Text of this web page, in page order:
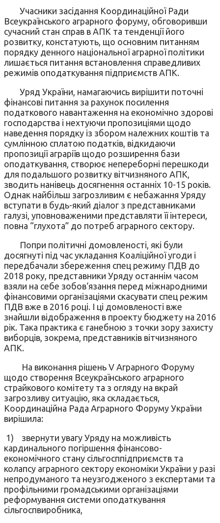
Учасники засідання Координаційної Ради
Всеукраїнського аграрного форуму, обговоривши
сучасний стан справ в АПК та тенденції його
розвитку, констатують, що основним питанням
порядку денного національної аграрної політики
лишається питання встановлення справедливих
режимів оподаткування підприємств АПК.
Уряд України, намагаючись вирішити поточні
фінансові питання за рахунок посилення
податкового навантаження на економічно здорові
господарства і нехтуючи пропозиціями щодо
наведення порядку із збором належних коштів та
сумлінною сплатою податків, відкидаючи
пропозиції аграріїв щодо розширення бази
оподаткування, створює непереборні перешкоди
для подальшого розвитку вітчизняного АПК,
зводить нанівець досягнення останніх 10-15 років.
Однак найбільш загрозливим є небажання Уряду
вступати в будь-який діалог з представниками
галузі, уповноваженими представляти її інтереси,
повна “глухота” до потреб аграрного сектору.
Попри політичні домовленості, які були
досягнуті під час укладання Коаліційної угоди і
передбачали збереження спец режиму ПДВ до
2018 року, представники Уряду останнім часом
взяли на себе зобов‘язання перед міжнародними
фінансовими організаціями скасувати спец режим
ПДВ вже в 2016 році. І ці домовленості вже
знайшли відображення в проекту бюджету на 2016
рік. Така практика є ганебною з точки зору захисту
виборців, зокрема, представників вітчизняного
АПК.
На виконання рішень V Аграрного Форуму
щодо створення Всеукраїнського аграрного
страйкового комітету та з огляду на вкрай
загрозливу ситуацію, яка складається,
Координаційна Рада Аграрного Форуму України
вирішила:
1) звернути увагу Уряду на можливість
кардинального погіршення фінансово-
економічного стану сільгосппідприємств та
колапсу аграрного сектору економіки України у разі
непродуманого та неузгодженого з експертами та
профільними громадськими організаціями
реформування системи оподаткування
сільгоспвиробника,